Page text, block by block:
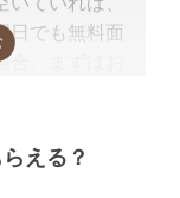
日でも無料面
、まずはお
える？